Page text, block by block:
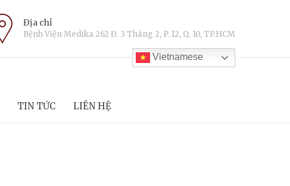
Địa chỉ
Bệnh Viện Medika 262 Đ. 3 Tháng 2, P. 12, Q. 10, TP.HCM
Vietnamese
TIN TỨC LIÊN HỆ